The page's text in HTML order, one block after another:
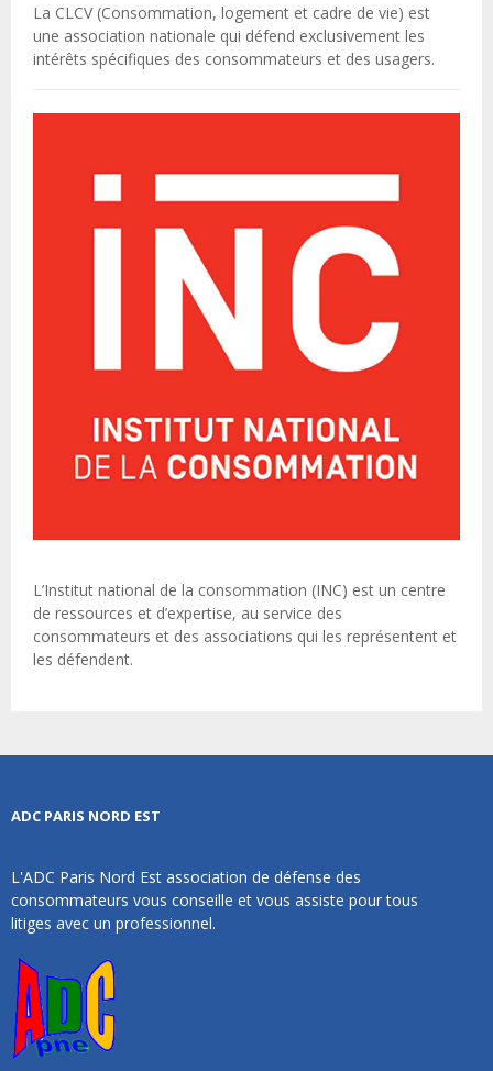
La CLCV (Consommation, logement et cadre de vie) est
une association nationale qui défend exclusivement les
intérêts spécifiques des consommateurs et des usagers.
L’Institut national de la consommation (INC) est un centre
de ressources et d’expertise, au service des
consommateurs et des associations qui les représentent et
les défendent.
ADC PARIS NORD EST
L'ADC Paris Nord Est association de défense des
consommateurs vous conseille et vous assiste pour tous
litiges avec un professionnel.